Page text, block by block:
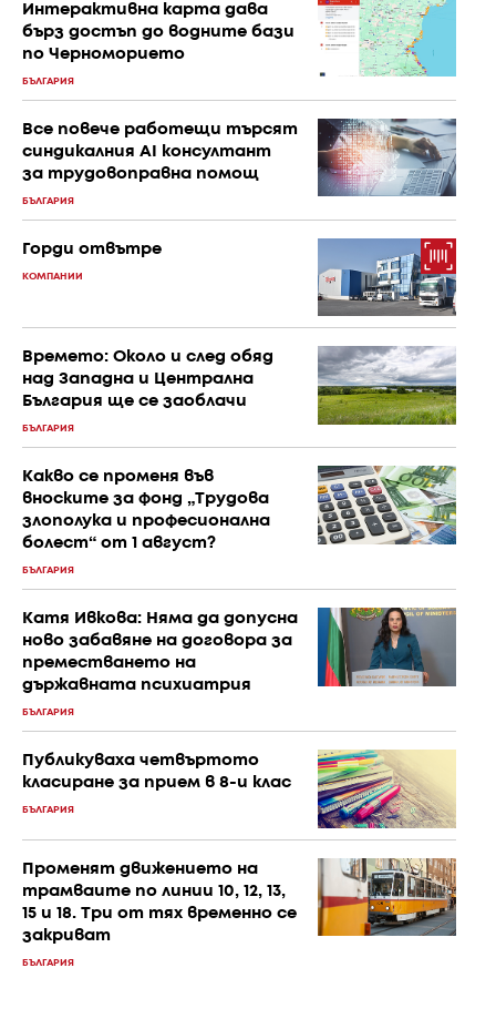
Интерактивна карта дава
бърз достъп до водните бази
по Черноморието
БЪЛГАРИЯ
Все повече работещи търсят
синдикалния AI консултант
за трудовоправна помощ
БЪЛГАРИЯ
Горди отвътре
КОМПАНИИ
Времето: Около и след обяд
над Западна и Централна
България ще се заоблачи
БЪЛГАРИЯ
Какво се променя във
вноските за фонд „Трудова
злополука и професионална
болест“ от 1 август?
БЪЛГАРИЯ
Катя Ивкова: Няма да допусна
ново забавяне на договора за
преместването на
държавната психиатрия
БЪЛГАРИЯ
Публикуваха четвъртото
класиране за прием в 8-и клас
БЪЛГАРИЯ
Променят движението на
трамваите по линии 10, 12, 13,
15 и 18. Три от тях временно се
закриват
БЪЛГАРИЯ